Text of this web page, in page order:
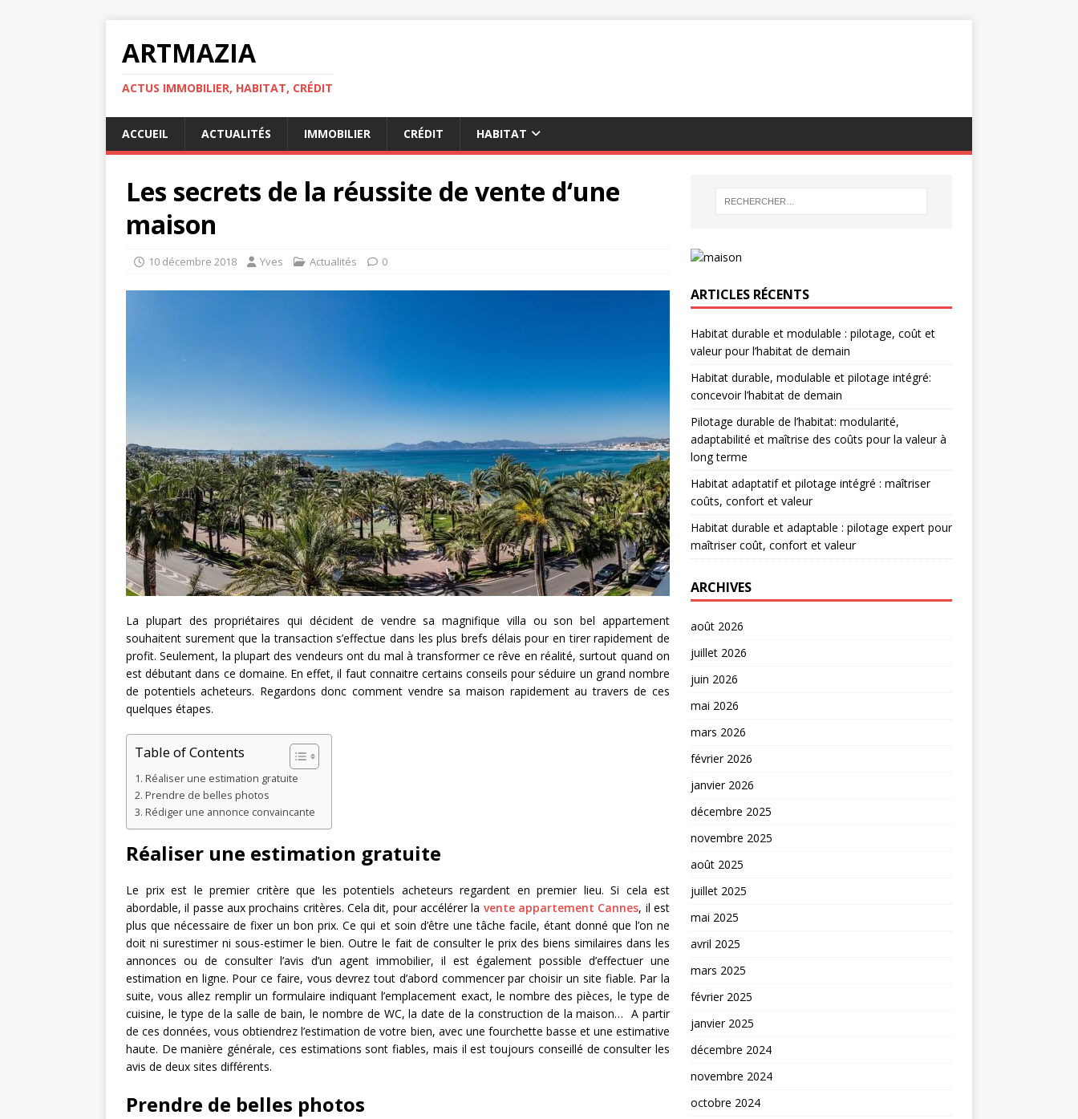
ARTMAZIA
ACTUS IMMOBILIER, HABITAT, CRÉDIT
ACCUEIL ACTUALITÉS IMMOBILIER CRÉDIT HABITAT
Les secrets de la réussite de vente d‘une
maison
10 décembre 2018 Yves Actualités 0
La plupart des propriétaires qui décident de vendre sa magnifique villa ou son bel appartement
souhaitent surement que la transaction s’effectue dans les plus brefs délais pour en tirer rapidement de
profit. Seulement, la plupart des vendeurs ont du mal à transformer ce rêve en réalité, surtout quand on
est débutant dans ce domaine. En effet, il faut connaitre certains conseils pour séduire un grand nombre
de potentiels acheteurs. Regardons donc comment vendre sa maison rapidement au travers de ces
quelques étapes.
Table of Contents
Réaliser une estimation gratuite
Prendre de belles photos
Rédiger une annonce convaincante
Réaliser une estimation gratuite
Le prix est le premier critère que les potentiels acheteurs regardent en premier lieu. Si cela est
abordable, il passe aux prochains critères. Cela dit, pour accélérer la vente appartement Cannes, il est
plus que nécessaire de fixer un bon prix. Ce qui et soin d’être une tâche facile, étant donné que l’on ne
doit ni surestimer ni sous-estimer le bien. Outre le fait de consulter le prix des biens similaires dans les
annonces ou de consulter l’avis d’un agent immobilier, il est également possible d’effectuer une
estimation en ligne. Pour ce faire, vous devrez tout d’abord commencer par choisir un site fiable. Par la
suite, vous allez remplir un formulaire indiquant l’emplacement exact, le nombre des pièces, le type de
cuisine, le type de la salle de bain, le nombre de WC, la date de la construction de la maison… A partir
de ces données, vous obtiendrez l’estimation de votre bien, avec une fourchette basse et une estimative
haute. De manière générale, ces estimations sont fiables, mais il est toujours conseillé de consulter les
avis de deux sites différents.
Prendre de belles photos
ARTICLES RÉCENTS
Habitat durable et modulable : pilotage, coût et
valeur pour l’habitat de demain
Habitat durable, modulable et pilotage intégré:
concevoir l’habitat de demain
Pilotage durable de l’habitat: modularité,
adaptabilité et maîtrise des coûts pour la valeur à
long terme
Habitat adaptatif et pilotage intégré : maîtriser
coûts, confort et valeur
Habitat durable et adaptable : pilotage expert pour
maîtriser coût, confort et valeur
ARCHIVES
août 2026
juillet 2026
juin 2026
mai 2026
mars 2026
février 2026
janvier 2026
décembre 2025
novembre 2025
août 2025
juillet 2025
mai 2025
avril 2025
mars 2025
février 2025
janvier 2025
décembre 2024
novembre 2024
octobre 2024